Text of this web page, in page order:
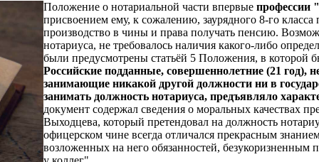
Положение о нотариальной части впервые профессии
присвоением ему, к сожалению, заурядного 8-го
производство в чины и права получать пенсию.
нотариуса, не требовалось наличия какого-либо
были предусмотрены статьёй 5 Положения, в которой
Российские подданные, совершеннолетние (21
занимающие никакой другой должности ни в
занимать должность нотариуса, предъявляло
документ содержал сведения о моральных качествах
Выходцева, который претендовал на должность
офицерском чине всегда отличался прекрасным
возложенных на него обязанностей, безукоризненным